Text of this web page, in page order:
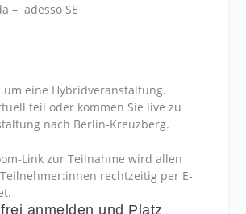
– adesso SE
um eine Hybridveranstaltung.
teil oder kommen Sie live zu
nach Berlin-Kreuzberg.
Link zur Teilnahme wird allen
rechtzeitig per E-
anmelden und Platz